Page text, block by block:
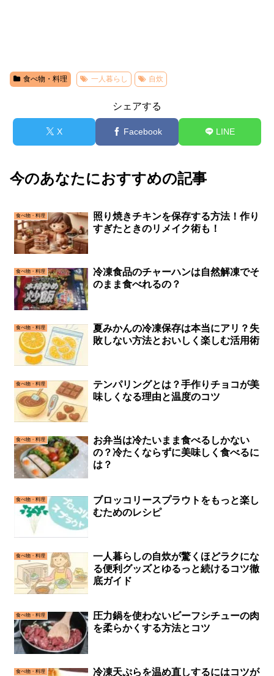
食べ物・料理 一人暮らし 自炊
シェアする
X Facebook LINE
今のあなたにおすすめの記事
食べ物・料理
照り焼きチキンを保存する方法！作り
すぎたときのリメイク術も！
食べ物・料理
冷凍食品のチャーハンは自然解凍でそ
のまま食べれるの？
食べ物・料理
夏みかんの冷凍保存は本当にアリ？失
敗しない方法とおいしく楽しむ活用術
食べ物・料理
テンパリングとは？手作りチョコが美
味しくなる理由と温度のコツ
食べ物・料理
お弁当は冷たいまま食べるしかない
の？冷たくならずに美味しく食べるに
は？
食べ物・料理
ブロッコリースプラウトをもっと楽し
むためのレシピ
食べ物・料理
一人暮らしの自炊が驚くほどラクにな
る便利グッズとゆるっと続けるコツ徹
底ガイド
食べ物・料理
圧力鍋を使わないビーフシチューの肉
を柔らかくする方法とコツ
食べ物・料理
冷凍天ぷらを温め直しするにはコツが